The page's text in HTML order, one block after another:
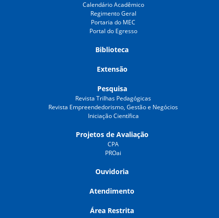
Calendário Acadêmico
Regimento Geral
Portaria do MEC
Portal do Egresso
Biblioteca
Extensão
Pesquisa
Revista Trilhas Pedagógicas
Revista Empreendedorismo, Gestão e Negócios
Iniciação Científica
Projetos de Avaliação
CPA
PROai
Ouvidoria
Atendimento
Área Restrita